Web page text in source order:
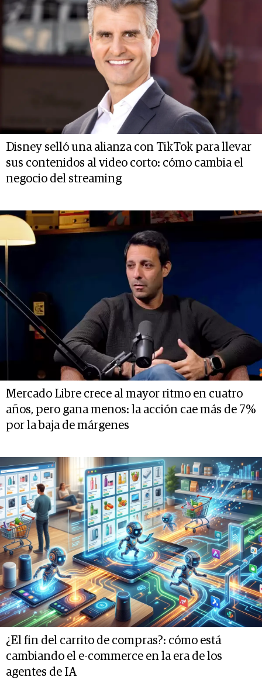
Disney selló una alianza con TikTok para llevar
sus contenidos al video corto: cómo cambia el
negocio del streaming
Mercado Libre crece al mayor ritmo en cuatro
años, pero gana menos: la acción cae más de 7%
por la baja de márgenes
¿El fin del carrito de compras?: cómo está
cambiando el e-commerce en la era de los
agentes de IA